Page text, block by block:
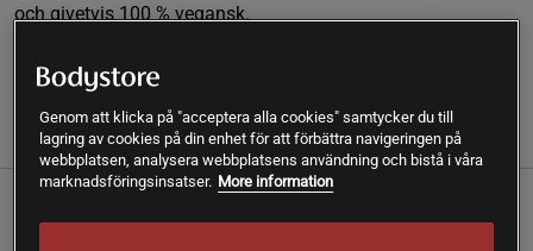
och givetvis 100 % vegansk.
Information Recensioner(16) Näring & Ingredienser
Genom att klicka på "acceptera alla cookies" samtycker du till
lagring av cookies på din enhet för att förbättra navigeringen på
webbplatsen, analysera webbplatsens användning och bistå i våra
marknadsföringsinsatser. More information